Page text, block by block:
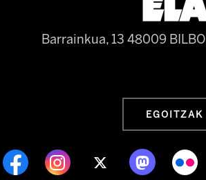
Barrainkua, 13 48009 BILBO
EGOITZAK